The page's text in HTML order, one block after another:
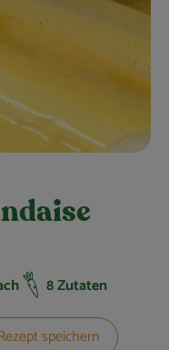
8 Zutaten
speichern